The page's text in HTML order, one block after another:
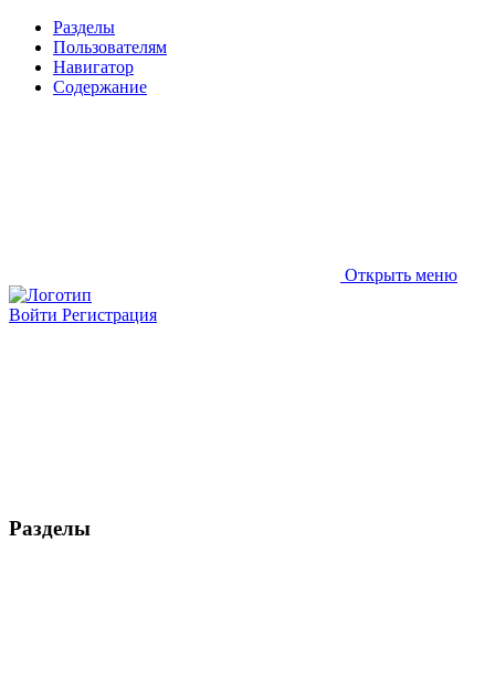
Разделы
Пользователям
Навигатор
Содержание
Открыть меню
Войти Регистрация
Разделы